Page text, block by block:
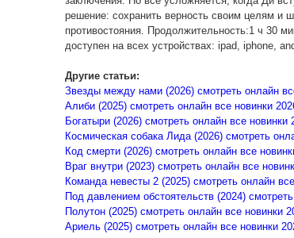
решение: сохранить верность своим целям и
противостояния. Продолжительность:1 ч 30
доступен на всех устройствах: ipad, iphone,
Другие статьи:
Звезды между нами (2026) смотреть онлайн
Алиби (2025) смотреть онлайн все новинки
Богатыри (2026) смотреть онлайн все новинки
Космическая собака Лида (2026) смотреть
Код смерти (2026) смотреть онлайн все
Враг внутри (2023) смотреть онлайн все
Команда невесты 2 (2025) смотреть онлайн
Под давлением обстоятельств (2024)
Полутон (2025) смотреть онлайн все новинки
Ариель (2025) смотреть онлайн все новинки